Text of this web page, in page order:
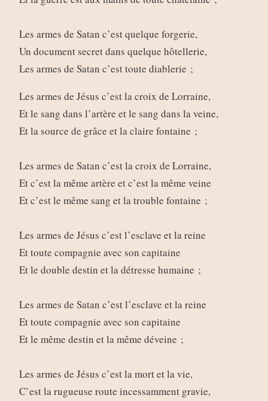
Les armes de Satan c’est quelque forgerie,
Un document secret dans quelque hôtellerie,
Les armes de Satan c’est toute diablerie ;
Les armes de Jésus c’est la croix de Lorraine,
Et le sang dans l’artère et le sang dans la veine,
Et la source de grâce et la claire fontaine ;
Les armes de Satan c’est la croix de Lorraine,
Et c’est la même artère et c’est la même veine
Et c’est le même sang et la trouble fontaine ;
Les armes de Jésus c’est l’esclave et la reine
Et toute compagnie avec son capitaine
Et le double destin et la détresse humaine ;
Les armes de Satan c’est l’esclave et la reine
Et toute compagnie avec son capitaine
Et le même destin et la même déveine ;
Les armes de Jésus c’est la mort et la vie,
C’est la rugueuse route incessamment gravie,